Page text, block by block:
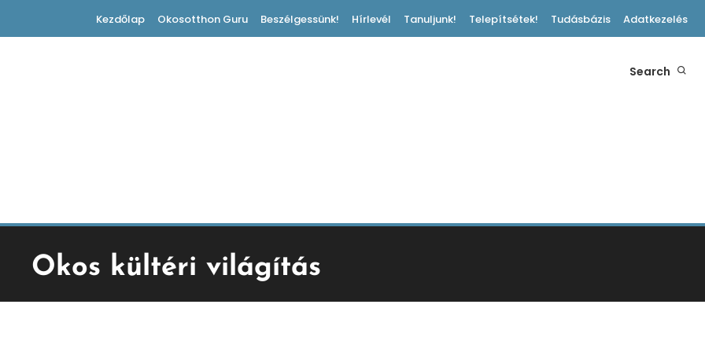
Kezdőlap Okosotthon Guru Beszélgessünk! Hírlevél Tanuljunk! Telepítsétek! Tudásbázis Adatkezelés
Search
Okos kültéri világítás